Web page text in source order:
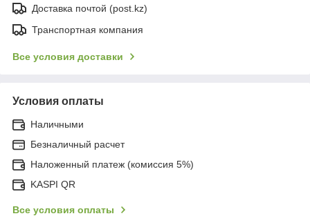
Доставка почтой (post.kz)
Транспортная компания
Все условия доставки
Условия оплаты
Наличными
Безналичный расчет
Наложенный платеж (комиссия 5%)
KASPI QR
Все условия оплаты